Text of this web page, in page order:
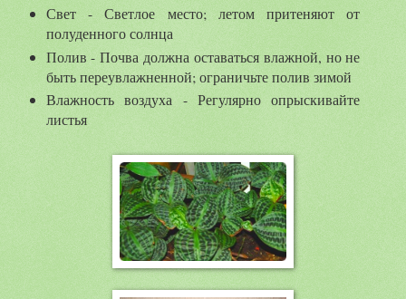
Свет - Светлое место; летом притеняют от
полуденного солнца
Полив - Почва должна оставаться влажной, но не
быть переувлажненной; ограничьте полив зимой
Влажность воздуха - Регулярно опрыскивайте
листья